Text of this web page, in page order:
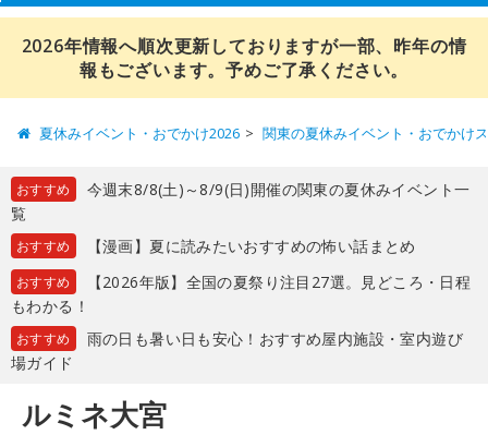
2026年情報へ順次更新しておりますが一部、昨年の情
報もございます。予めご了承ください。
夏休みイベント・おでかけ2026 関東の夏休みイベント・おでかけ
おすすめ
今週末8/8(土)～8/9(日)開催の関東の夏休みイベント一
覧
おすすめ 【漫画】夏に読みたいおすすめの怖い話まとめ
おすすめ
【2026年版】全国の夏祭り注目27選。見どころ・日程
もわかる！
おすすめ
雨の日も暑い日も安心！おすすめ屋内施設・室内遊び
場ガイド
ルミネ大宮